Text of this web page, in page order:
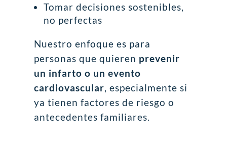
Tomar decisiones sostenibles,
no perfectas
Nuestro enfoque es para
personas que quieren prevenir
un infarto o un evento
cardiovascular, especialmente si
ya tienen factores de riesgo o
antecedentes familiares.